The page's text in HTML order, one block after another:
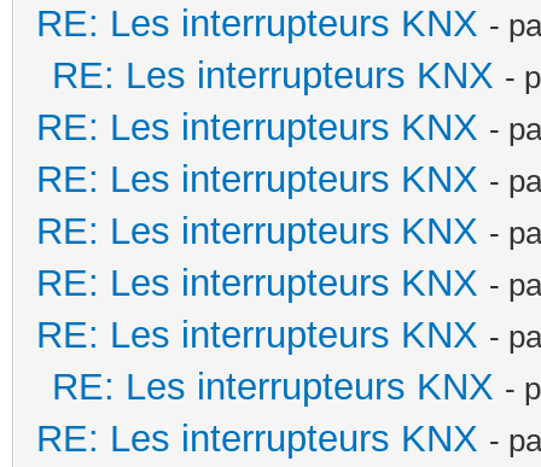
RE: Les interrupteurs KNX -
RE: Les interrupteurs KNX -
RE: Les interrupteurs KNX -
RE: Les interrupteurs KNX -
RE: Les interrupteurs KNX -
RE: Les interrupteurs KNX -
RE: Les interrupteurs KNX -
RE: Les interrupteurs KNX -
RE: Les interrupteurs KNX -